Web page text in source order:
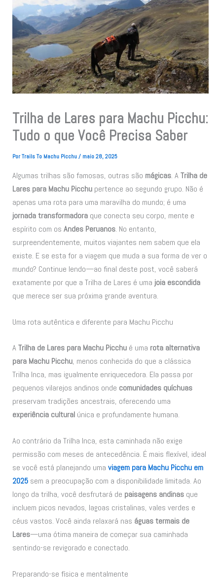
Trilha de Lares para Machu Picchu:
Tudo o que Você Precisa Saber
PorTrails To Machu Picchu/ maio 28, 2025
Algumas trilhas são famosas, outras são mágicas. ATrilha de
Lares para Machu Picchu pertence ao segundo grupo. Não é
apenas uma rota para uma maravilha do mundo; é uma
jornada transformadora que conecta seu corpo, mente e
espírito com osAndes Peruanos. No entanto,
surpreendentemente, muitos viajantes nem sabem que ela
existe. E se esta for a viagem que muda a sua forma de ver o
mundo? Continue lendo—ao final deste post, você saberá
exatamente por que a Trilha de Lares é uma joia escondida
que merece ser sua próxima grande aventura.
Uma rota autêntica e diferente para Machu Picchu
ATrilha de Lares para Machu Picchu é uma rota alternativa
para Machu Picchu, menos conhecida do que a clássica
Trilha Inca, mas igualmente enriquecedora. Ela passa por
pequenos vilarejos andinos onde comunidades quíchuas
preservam tradições ancestrais, oferecendo uma
experiência cultural única e profundamente humana.
Ao contrário da Trilha Inca, esta caminhada não exige
permissão com meses de antecedência. É mais flexível, ideal
se você está planejando umaviagem para Machu Picchu em
2025 sem a preocupação com a disponibilidade limitada. Ao
longo da trilha, você desfrutará de paisagens andinas que
incluem picos nevados, lagoas cristalinas, vales verdes e
céus vastos. Você ainda relaxará nas águas termais de
Lares—uma ótima maneira de começar sua caminhada
sentindo-se revigorado e conectado.
Preparando-se física e mentalmente